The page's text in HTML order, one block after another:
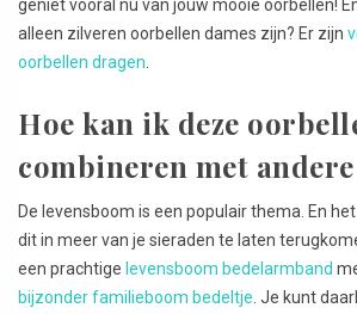
geniet vooral nú van jouw mooie oorbellen!
alleen zilveren oorbellen dames zijn? Er zijn
oorbellen dragen
Hoe kan ik deze
combineren met
De levensboom is een populair thema. En
dit in meer van je sieraden te laten
een prachtige levensboom bedelarmband
bijzonder familieboom bedeltje . Je kunt